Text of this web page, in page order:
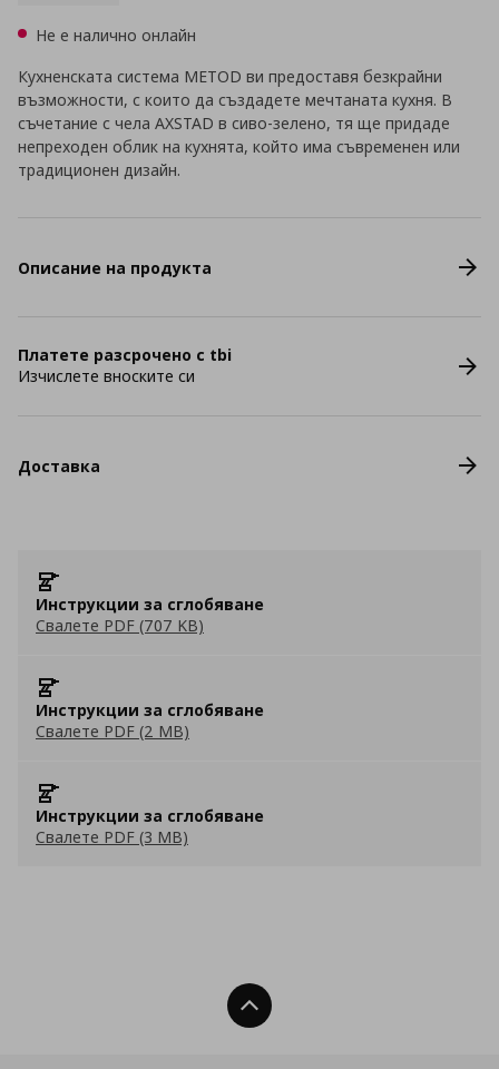
Не е налично онлайн
Кухненската система METOD ви предоставя безкрайни
възможности, с които да създадете мечтаната кухня. В
съчетание с чела AXSTAD в сиво-зелено, тя ще придаде
непреходен облик на кухнята, който има съвременен или
традиционен дизайн.
Описание на продукта
Платете разсрочено с tbi
Изчислете вноските си
Доставка
Инструкции за сглобяване
Свалете PDF (707 KB)
Инструкции за сглобяване
Свалете PDF (2 MB)
Инструкции за сглобяване
Свалете PDF (3 MB)
Нагоре